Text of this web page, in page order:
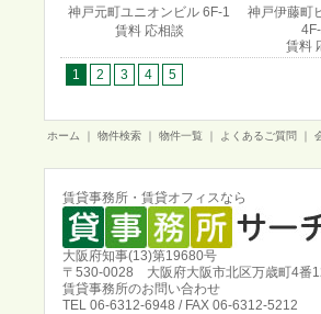
神戸元町ユニオンビル 6F-1
賃料 応相談
神戸伊藤町
賃料
1 2 3 4 5
ホーム 物件検索 物件一覧 よくあるご質問
賃貸事務所・賃貸オフィスなら
大阪府知事(13)第19680号
〒530-0028 大阪府大阪市北区万歳町4番
賃貸事務所のお問い合わせ
TEL 06-6312-6948 / FAX 06-6312-5212